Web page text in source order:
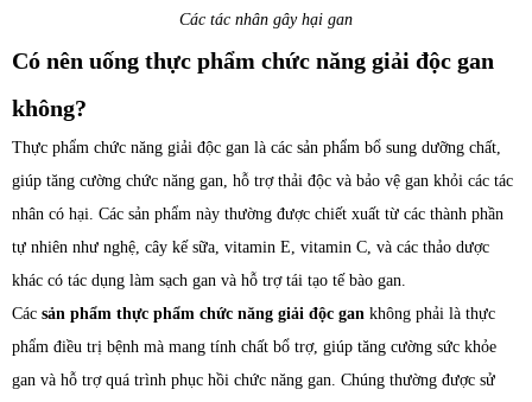
Các tác nhân gây hại gan
Có nên uống thực phẩm chức năng giải độc gan
không?
Thực phẩm chức năng giải độc gan là các sản phẩm bổ sung dưỡng chất,
giúp tăng cường chức năng gan, hỗ trợ thải độc và bảo vệ gan khỏi các tác
nhân có hại. Các sản phẩm này thường được chiết xuất từ các thành phần
tự nhiên như nghệ, cây kế sữa, vitamin E, vitamin C, và các thảo dược
khác có tác dụng làm sạch gan và hỗ trợ tái tạo tế bào gan.
Các sản phẩm thực phẩm chức năng giải độc gan không phải là thực
phẩm điều trị bệnh mà mang tính chất bổ trợ, giúp tăng cường sức khỏe
gan và hỗ trợ quá trình phục hồi chức năng gan. Chúng thường được sử